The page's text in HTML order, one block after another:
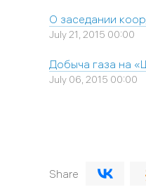
О заседании
July 21, 2015 00:00
Добыча газа на
July 06, 2015 00:00
Share